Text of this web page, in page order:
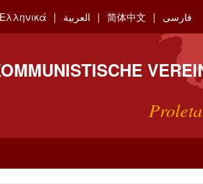
Ελληνικά العربية 简体中文 فارسی